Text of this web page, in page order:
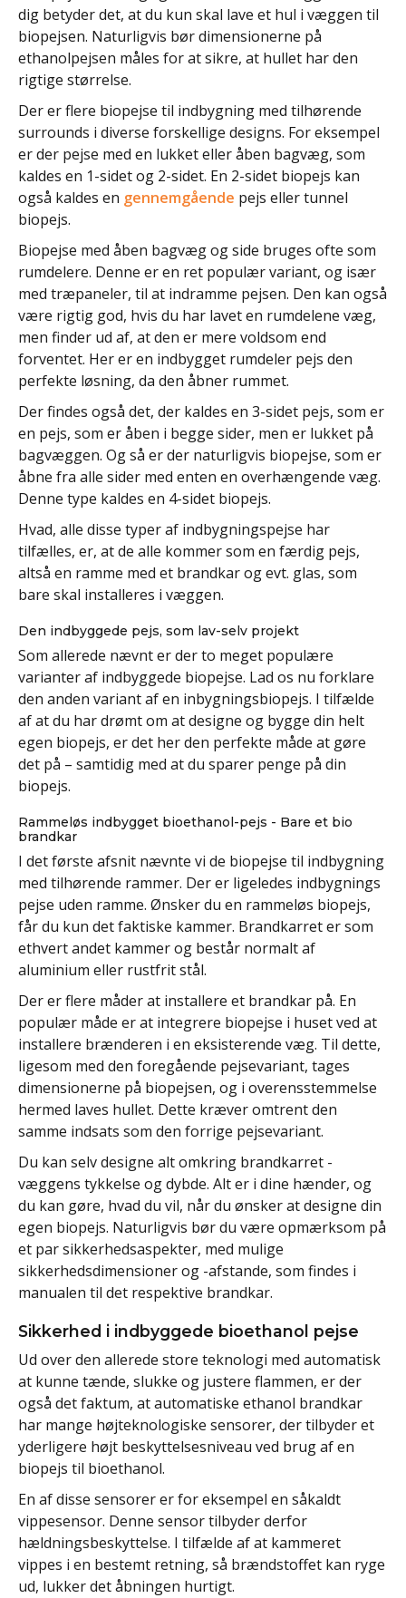
dig betyder det, at du kun skal lave et hul i væggen til
biopejsen. Naturligvis bør dimensionerne på
ethanolpejsen måles for at sikre, at hullet har den
rigtige størrelse.
Der er flere biopejse til indbygning med tilhørende
surrounds i diverse forskellige designs. For eksempel
er der pejse med en lukket eller åben bagvæg, som
kaldes en 1-sidet og 2-sidet. En 2-sidet biopejs kan
også kaldes en gennemgående pejs eller tunnel
biopejs.
Biopejse med åben bagvæg og side bruges ofte som
rumdelere. Denne er en ret populær variant, og især
med træpaneler, til at indramme pejsen. Den kan også
være rigtig god, hvis du har lavet en rumdelene væg,
men finder ud af, at den er mere voldsom end
forventet. Her er en indbygget rumdeler pejs den
perfekte løsning, da den åbner rummet.
Der findes også det, der kaldes en 3-sidet pejs, som er
en pejs, som er åben i begge sider, men er lukket på
bagvæggen. Og så er der naturligvis biopejse, som er
åbne fra alle sider med enten en overhængende væg.
Denne type kaldes en 4-sidet biopejs.
Hvad, alle disse typer af indbygningspejse har
tilfælles, er, at de alle kommer som en færdig pejs,
altså en ramme med et brandkar og evt. glas, som
bare skal installeres i væggen.
Den indbyggede pejs, som lav-selv projekt
Som allerede nævnt er der to meget populære
varianter af indbyggede biopejse. Lad os nu forklare
den anden variant af en inbygningsbiopejs. I tilfælde
af at du har drømt om at designe og bygge din helt
egen biopejs, er det her den perfekte måde at gøre
det på – samtidig med at du sparer penge på din
biopejs.
Rammeløs indbygget bioethanol-pejs - Bare et bio
brandkar
I det første afsnit nævnte vi de biopejse til indbygning
med tilhørende rammer. Der er ligeledes indbygnings
pejse uden ramme. Ønsker du en rammeløs biopejs,
får du kun det faktiske kammer. Brandkarret er som
ethvert andet kammer og består normalt af
aluminium eller rustfrit stål.
Der er flere måder at installere et brandkar på. En
populær måde er at integrere biopejse i huset ved at
installere brænderen i en eksisterende væg. Til dette,
ligesom med den foregående pejsevariant, tages
dimensionerne på biopejsen, og i overensstemmelse
hermed laves hullet. Dette kræver omtrent den
samme indsats som den forrige pejsevariant.
Du kan selv designe alt omkring brandkarret -
væggens tykkelse og dybde. Alt er i dine hænder, og
du kan gøre, hvad du vil, når du ønsker at designe din
egen biopejs. Naturligvis bør du være opmærksom på
et par sikkerhedsaspekter, med mulige
sikkerhedsdimensioner og -afstande, som findes i
manualen til det respektive brandkar.
Sikkerhed i indbyggede bioethanol pejse
Ud over den allerede store teknologi med automatisk
at kunne tænde, slukke og justere flammen, er der
også det faktum, at automatiske ethanol brandkar
har mange højteknologiske sensorer, der tilbyder et
yderligere højt beskyttelsesniveau ved brug af en
biopejs til bioethanol.
En af disse sensorer er for eksempel en såkaldt
vippesensor. Denne sensor tilbyder derfor
hældningsbeskyttelse. I tilfælde af at kammeret
vippes i en bestemt retning, så brændstoffet kan ryge
ud, lukker det åbningen hurtigt.